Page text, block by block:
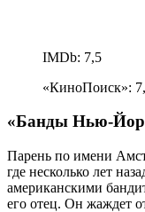
IMDb: 7,5
«КиноПоиск»:
«Банды Нью-
Парень по имени
где несколько лет
американскими
его отец. Он жаждет